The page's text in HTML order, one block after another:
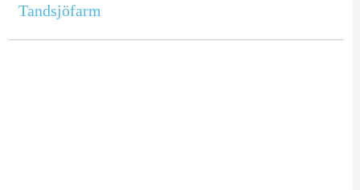
Tandsjöfarm